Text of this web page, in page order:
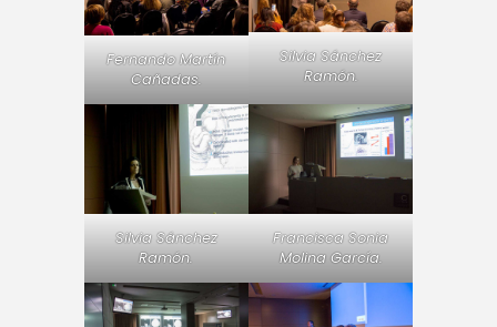
Fernando Martín
Cañadas.
Silvia Sánchez
Ramón.
Silvia Sánchez
Ramón.
Francisca Sonia
Molina García.